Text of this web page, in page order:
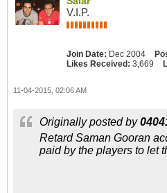
V.I.P.
Join Date: Dec 2004
Likes Received: 3,669
11-04-2015, 02:06 AM
Originally posted by
Retard Saman Gooran
paid by the players to let